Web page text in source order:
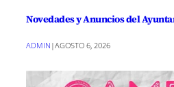
Novedades y Anuncios del
ADMIN |AGOSTO 6, 2026